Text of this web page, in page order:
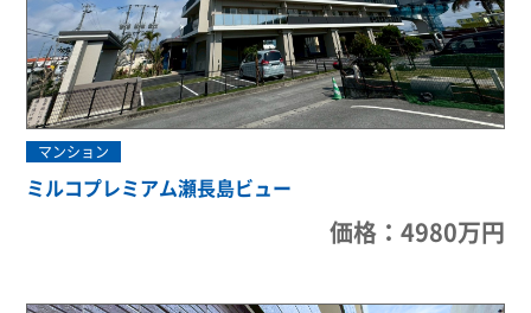
マンション
ミルコプレミアム瀬長島ビュー
価格：4980万円